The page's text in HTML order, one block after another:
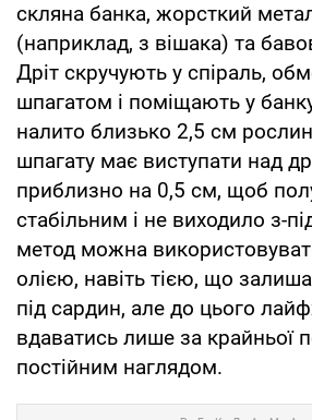
скляна банка, жорсткий
(наприклад, з вішака) та
Дріт скручують у спіраль,
шпагатом і поміщають у
налито близько 2,5 см
шпагату має виступати над
приблизно на 0,5 см, щоб
стабільним і не виходило з-
метод можна
олією, навіть тією, що
під сардин, але до цього
вдаватись лише за крайньої
постійним наглядом.